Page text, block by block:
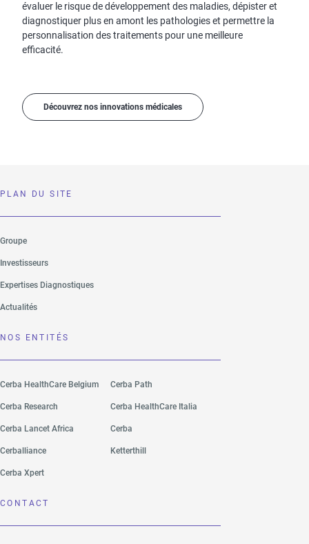
évaluer le risque de développement des maladies, dépister et
diagnostiquer plus en amont les pathologies et permettre la
personnalisation des traitements pour une meilleure
efficacité.
Découvrez nos innovations médicales
PLAN DU SITE
Groupe
Investisseurs
Expertises Diagnostiques
Actualités
NOS ENTITÉS
Cerba HealthCare Belgium Cerba Path
Cerba Research Cerba HealthCare Italia
Cerba Lancet Africa Cerba
Cerballiance Ketterthill
Cerba Xpert
CONTACT